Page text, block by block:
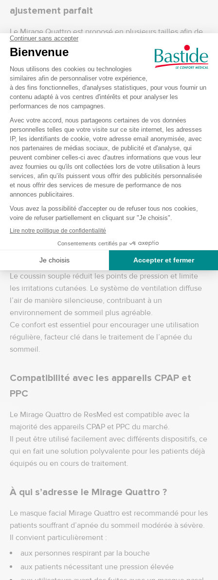
ajustement parfait
Le Mirage Quattro est proposé en plusieurs tailles afin de
s’adapter à différentes morphologies :
Taille XS : idéale pour les visages fins et petits
gabarits, Poids total masque assemblé, avec harnais : 130
g
Taille M : adaptée à la majorité des utilisateurs, Poids total
masque assemblé, avec harnais : 141 g
Taille L : conçue pour les visages plus larges, Poids total
masque assemblé, avec harnais : 148 g
Choisir la bonne taille est essentiel pour garantir une
bonne étanchéité et un confort optimal. Un masque bien
ajusté améliore significativement l’efficacité du traitement
CPAP.
Un confort optimisé pour favoriser
l’observance du traitement
Le confort du Mirage Quattro permet de faciliter
l’adaptation au traitement CPAP.
Le coussin souple réduit les points de pression et limite
les irritations cutanées. Le système de ventilation diffuse
l’air de manière silencieuse, contribuant à un
environnement de sommeil plus agréable.
Ce confort est essentiel pour encourager une utilisation
régulière, facteur clé dans le traitement de l’apnée du
sommeil.
Compatibilité avec les appareils CPAP et
PPC
Le Mirage Quattro de ResMed est compatible avec la
majorité des appareils CPAP et PPC du marché.
Il peut être utilisé facilement avec différents dispositifs, ce
qui en fait une solution polyvalente pour les patients déjà
équipés ou en cours de traitement.
À qui s’adresse le Mirage Quattro ?
Le masque facial Mirage Quattro est recommandé pour les
patients souffrant d’apnée du sommeil modérée à sévère.
Il convient particulièrement :
aux personnes respirant par la bouche
aux patients nécessitant une pression élevée